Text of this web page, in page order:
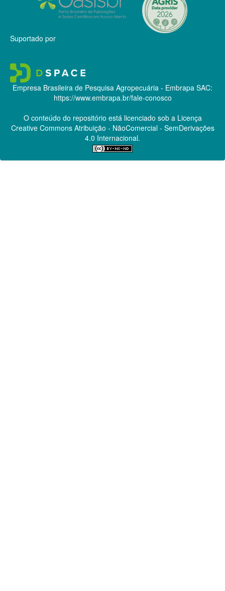
Suportado por
Empresa Brasileira de Pesquisa Agropecuária - Embrapa SAC:
https://www.embrapa.br/fale-conosco
O conteúdo do repositório está licenciado sob a Licença
Creative CommonsAtribuição - NãoComercial - SemDerivações
4.0 Internacional.